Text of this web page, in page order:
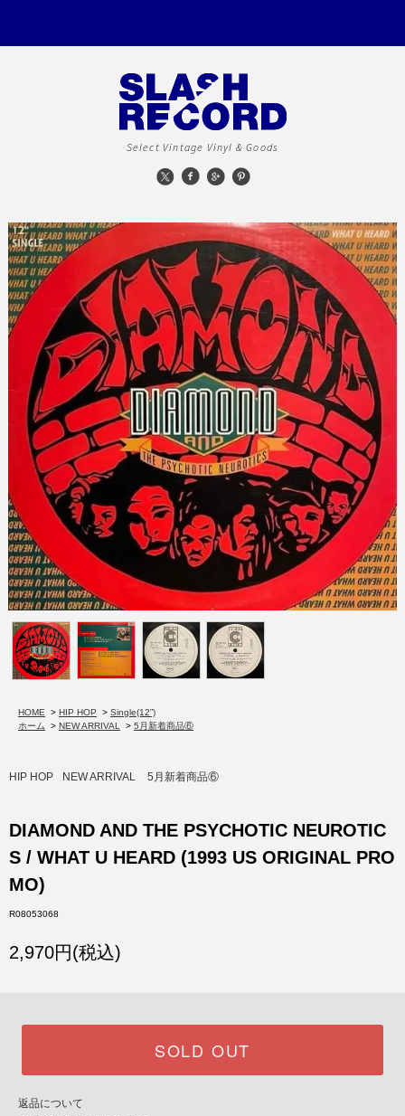
Select Vintage Vinyl & Goods
HOME > HIP HOP > Single(12”)
ホーム
> NEW ARRIVAL > 5月新着商品⑥
HIP HOP NEW ARRIVAL 5月新着商品⑥
DIAMOND AND THE PSYCHOTIC NEUROTIC
S / WHAT U HEARD (1993 US ORIGINAL PRO
MO)
R08053068
2,970円(税込)
SOLD OUT
返品について